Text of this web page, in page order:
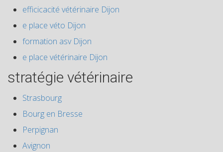
efficicacité vétérinaire Dijon
e place véto Dijon
formation asv Dijon
e place vétérinaire Dijon
stratégie vétérinaire
Strasbourg
Bourg en Bresse
Perpignan
Avignon